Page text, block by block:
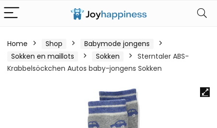
Home Shop
Babymode jongens
Sokken en maillots
Sokken
Sterntaler ABS-
Krabbelsöckchen Autos baby-jongens Sokken